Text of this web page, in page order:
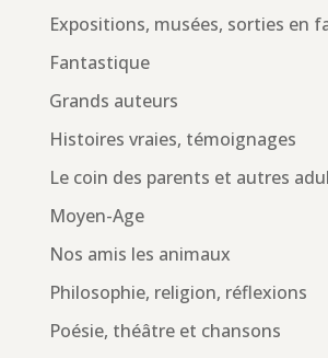
Expositions, musées, sorties en
Fantastique
Grands auteurs
Histoires vraies, témoignages
Le coin des parents et autres
Moyen-Age
Nos amis les animaux
Philosophie, religion, réflexions
Poésie, théâtre et chansons